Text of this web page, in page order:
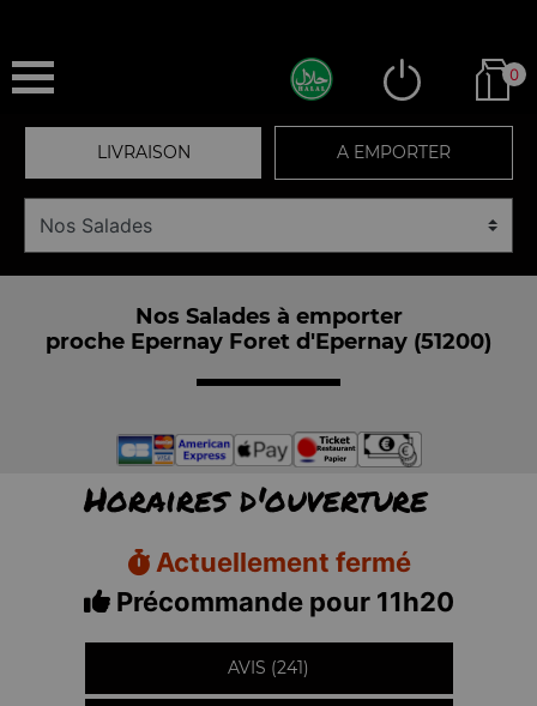
0
LIVRAISON A EMPORTER
Nos Salades à emporter
proche Epernay Foret d'Epernay (51200)
Horaires d'ouverture
Actuellement fermé
Précommande pour 11h20
AVIS (241)